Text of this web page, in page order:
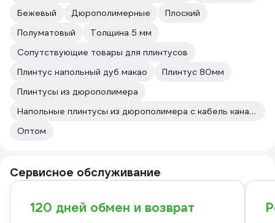
Бежевый
Дюрополимерные
Плоский
Полуматовый
Толщина 5 мм
Сопутствующие товары для плинтусов
Плинтус напольный дуб макао
Плинтус 80мм
Плинтусы из дюрополимера
Напольные плинтусы из дюрополимера с кабель каналом
Оптом
Сервисное обслуживание
120 дней обмен и возврат